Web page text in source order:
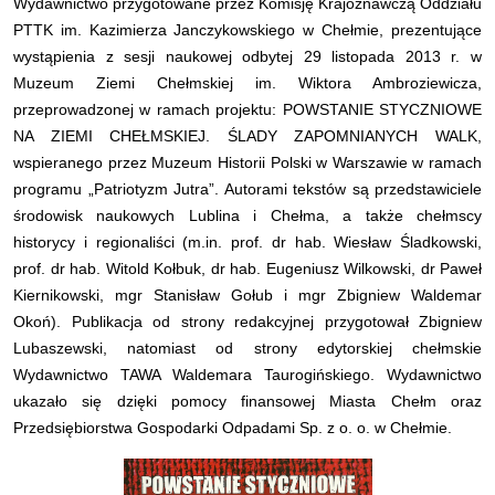
PTTK im. Kazimierza Janczykowskiego w Chełmie, prezentujące
wystąpienia z sesji naukowej odbytej 29 listopada 2013 r. w
Muzeum Ziemi Chełmskiej im. Wiktora Ambroziewicza,
przeprowadzonej w ramach projektu: POWSTANIE STYCZNIOWE
NA ZIEMI CHEŁMSKIEJ. ŚLADY ZAPOMNIANYCH WALK,
wspieranego przez Muzeum Historii Polski w Warszawie w ramach
programu „Patriotyzm Jutra”. Autorami tekstów są przedstawiciele
środowisk naukowych Lublina i Chełma, a także chełmscy
historycy i regionaliści (m.in. prof. dr hab. Wiesław Śladkowski,
prof. dr hab. Witold Kołbuk, dr hab. Eugeniusz Wilkowski, dr Paweł
Kiernikowski, mgr Stanisław Gołub i mgr Zbigniew Waldemar
Okoń). Publikacja od strony redakcyjnej przygotował Zbigniew
Lubaszewski, natomiast od strony edytorskiej chełmskie
Wydawnictwo TAWA Waldemara Taurogińskiego. Wydawnictwo
ukazało się dzięki pomocy finansowej Miasta Chełm oraz
Przedsiębiorstwa Gospodarki Odpadami Sp. z o. o. w Chełmie.